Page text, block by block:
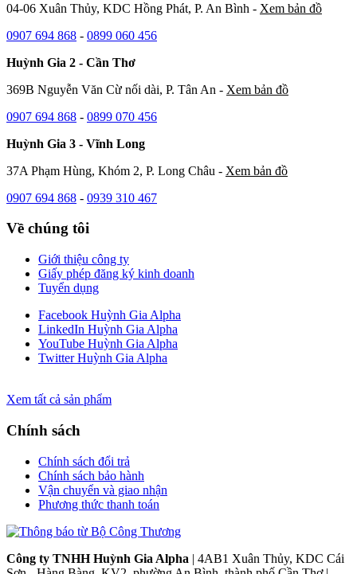
04-06 Xuân Thủy, KDC Hồng Phát, P. An Bình - Xem bản đồ
0907 694 868 - 0899 060 456
Huỳnh Gia 2 - Cần Thơ
369B Nguyễn Văn Cừ nối dài, P. Tân An - Xem bản đồ
0907 694 868 - 0899 070 456
Huỳnh Gia 3 - Vĩnh Long
37A Phạm Hùng, Khóm 2, P. Long Châu - Xem bản đồ
0907 694 868 - 0939 310 467
Về chúng tôi
Giới thiệu công ty
Giấy phép đăng ký kinh doanh
Tuyển dụng
Facebook Huỳnh Gia Alpha
LinkedIn Huỳnh Gia Alpha
YouTube Huỳnh Gia Alpha
Twitter Huỳnh Gia Alpha
Xem tất cả sản phẩm
Chính sách
Chính sách đổi trả
Chính sách bảo hành
Vận chuyển và giao nhận
Phương thức thanh toán
Công ty TNHH Huỳnh Gia Alpha | 4AB1 Xuân Thủy, KDC Cái